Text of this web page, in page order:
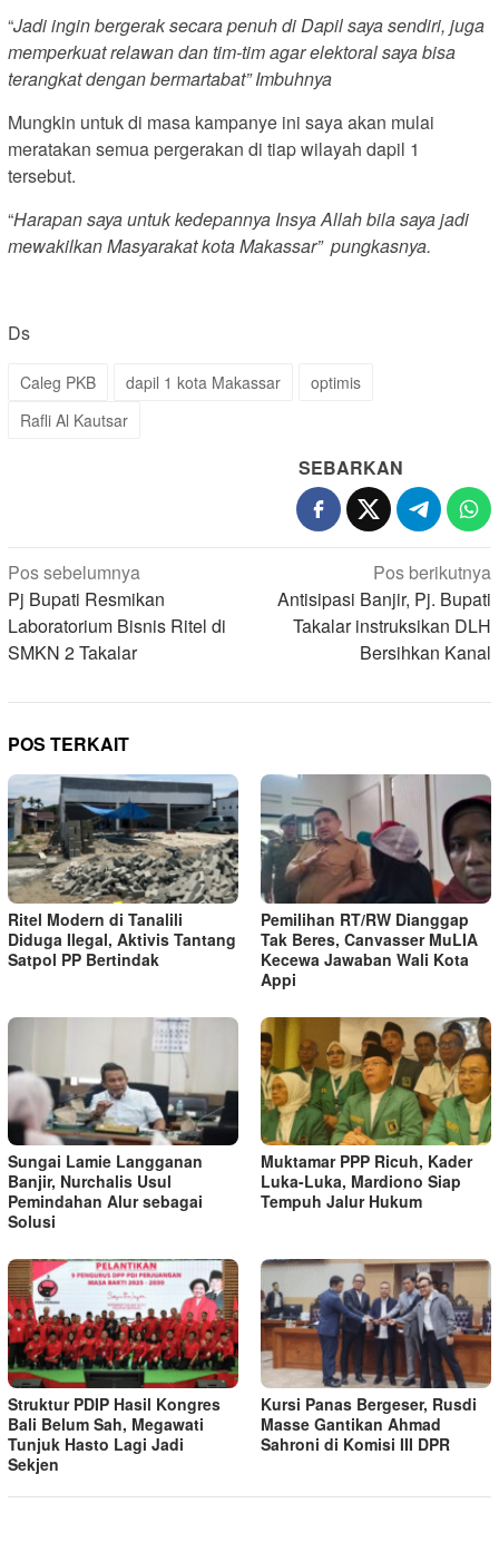
“Jadi ingin bergerak secara penuh di Dapil saya sendiri, juga
memperkuat relawan dan tim-tim agar elektoral saya bisa
terangkat dengan bermartabat” Imbuhnya
Mungkin untuk di masa kampanye ini saya akan mulai
meratakan semua pergerakan di tiap wilayah dapil 1
tersebut.
“Harapan saya untuk kedepannya Insya Allah bila saya jadi
mewakilkan Masyarakat kota Makassar” pungkasnya.
Ds
Caleg PKB dapil 1 kota Makassar
optimis
Rafli Al Kautsar
SEBARKAN
Navigasi
pos
Pos sebelumnya
Pj Bupati Resmikan
Laboratorium Bisnis Ritel di
SMKN 2 Takalar
Pos berikutnya
Antisipasi Banjir, Pj. Bupati
Takalar instruksikan DLH
Bersihkan Kanal
POS TERKAIT
Ritel Modern di Tanalili
Diduga Ilegal, Aktivis Tantang
Satpol PP Bertindak
Pemilihan RT/RW Dianggap
Tak Beres, Canvasser MuLIA
Kecewa Jawaban Wali Kota
Appi
Sungai Lamie Langganan
Banjir, Nurchalis Usul
Pemindahan Alur sebagai
Solusi
Muktamar PPP Ricuh, Kader
Luka-Luka, Mardiono Siap
Tempuh Jalur Hukum
Struktur PDIP Hasil Kongres
Bali Belum Sah, Megawati
Tunjuk Hasto Lagi Jadi
Sekjen
Kursi Panas Bergeser, Rusdi
Masse Gantikan Ahmad
Sahroni di Komisi III DPR